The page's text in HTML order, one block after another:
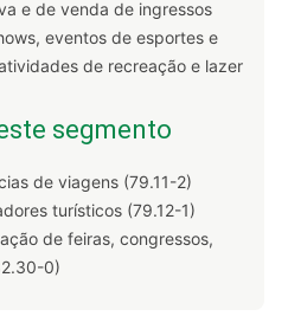
e de venda de ingressos
eventos de esportes e
de recreação e lazer
segmento
de viagens (79.11-2)
turísticos (79.12-1)
de feiras, congressos,
0)